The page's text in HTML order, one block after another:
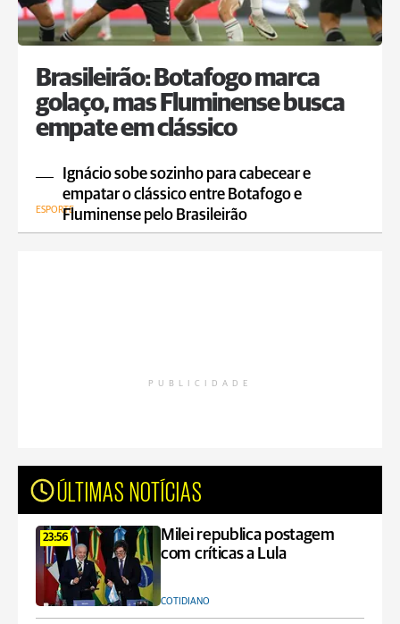
Brasileirão: Botafogo marca
golaço, mas Fluminense busca
empate em clássico
Ignácio sobe sozinho para cabecear e
empatar o clássico entre Botafogo e
Fluminense pelo Brasileirão
ESPORTE
PUBLICIDADE
ÚLTIMAS NOTÍCIAS
23:56
Milei republica postagem
com críticas a Lula
COTIDIANO